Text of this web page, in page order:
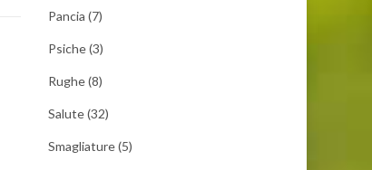
Pancia (7)
Psiche(3)
Rughe(8)
Salute(32)
Smagliature(5)